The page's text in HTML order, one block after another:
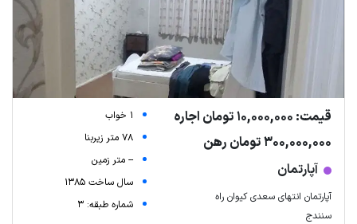
قیمت: 10,000,000 تومان اجاره
300,000,000 تومان رهن
آپارتمان
آپارتمان انتهای سعدی کیوان راه
سنندج
1 خواب
78 متر زیربنا
-- متر زمین
سال ساخت 1385
شماره طبقه: 3